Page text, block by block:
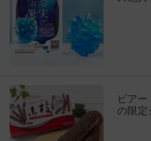
ビア
の限定